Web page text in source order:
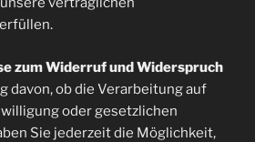
zum Widerruf und Widerspruch
davon, ob die Verarbeitung auf
oder gesetzlichen
Sie jederzeit die Möglichkeit,